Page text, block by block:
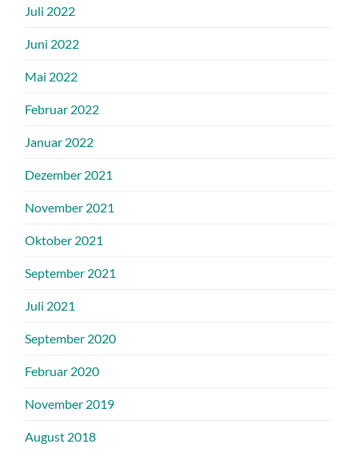
Juli 2022
Juni 2022
Mai 2022
Februar 2022
Januar 2022
Dezember 2021
November 2021
Oktober 2021
September 2021
Juli 2021
September 2020
Februar 2020
November 2019
August 2018